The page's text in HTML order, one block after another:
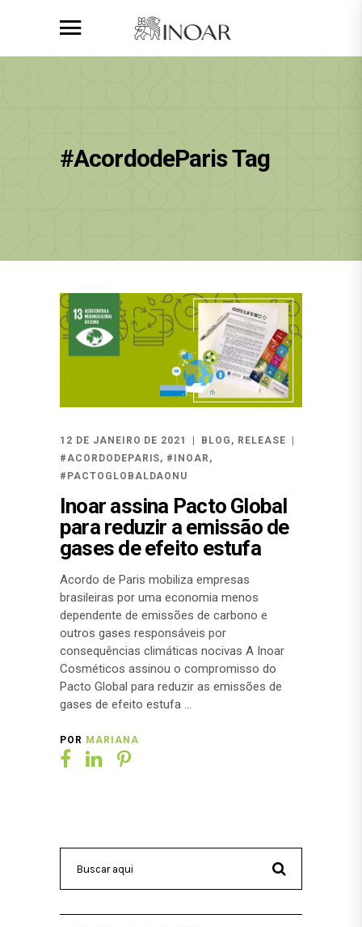
#AcordodeParis Tag
12 DE JANEIRO DE 2021 BLOG , RELEASE
#ACORDODEPARIS, #INOAR ,
#PACTOGLOBALDAONU
Inoar assina Pacto Global
para reduzir a emissão de
gases de efeito estufa
Acordo de Paris mobiliza empresas
brasileiras por uma economia menos
dependente de emissões de carbono e
outros gases responsáveis por
consequências climáticas nocivas A Inoar
Cosméticos assinou o compromisso do
Pacto Global para reduzir as emissões de
gases de efeito estufa
POR MARIANA